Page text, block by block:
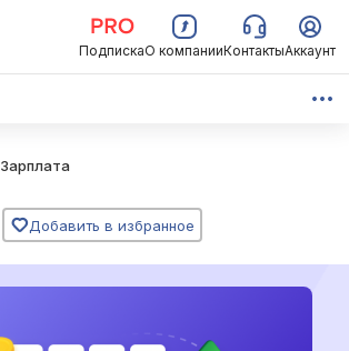
ПодпискаО компанииКонтактыАккаунт
Зарплата
Добавить в избранное